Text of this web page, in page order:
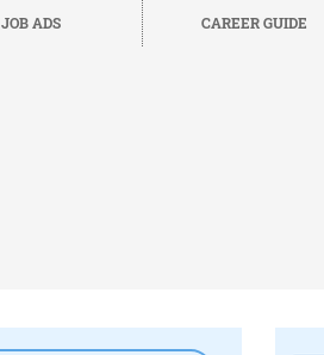
JOB ADS CAREER GUIDE